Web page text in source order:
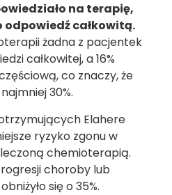
na terapię,
odpowiedź całkowitą.
żadna z pacjentek
całkowitej, a 16%
co znaczy, że
30%.
Elahere
ryzyko zgonu w
chemioterapią.
choroby lub
się o 35%.